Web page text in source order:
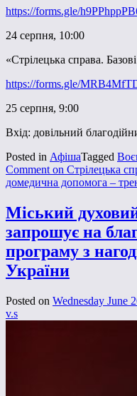
https://forms.gle/
24 серпня, 10:00
«Стрілецька справа.
https://forms.gle/
25 серпня, 9:00
Вхід: довільний
Posted in АфішаTagged
Comment on Стрілецька
домедична допомога –
Міський
запрошує на
програму з
України
Posted on Wednesday June
v.s